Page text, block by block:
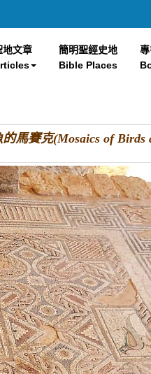
地文章
簡明聖經史地
Bible Places
馬賽克(Mosaics of Birds